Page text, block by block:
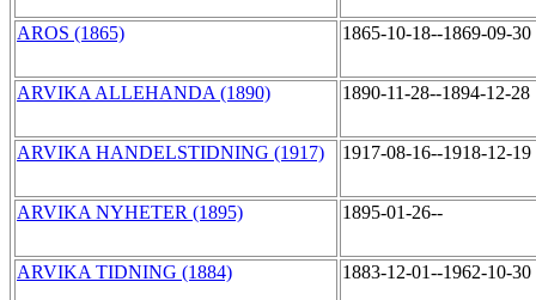
AROS (1865) 1865-10-18--1869-09-30
ARVIKA ALLEHANDA (1890) 1890-11-28--1894-12-28
ARVIKA HANDELSTIDNING (1917) 1917-08-16--1918-12-19
ARVIKA NYHETER (1895) 1895-01-26--
ARVIKA TIDNING (1884) 1883-12-01--1962-10-30